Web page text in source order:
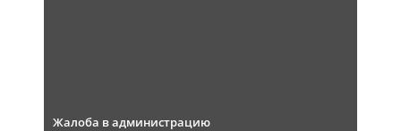
Жалоба в администрацию